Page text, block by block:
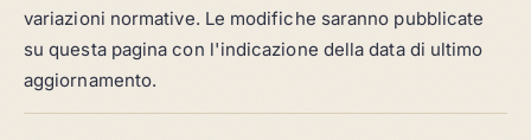
variazioni normative. Le modifiche saranno pubblicate
su questa pagina con l'indicazione della data di ultimo
aggiornamento.